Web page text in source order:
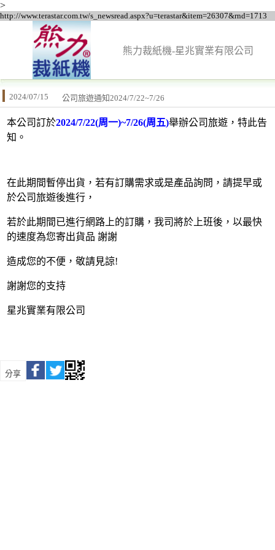
>
http://www.terastar.com.tw/s_newsread.aspx?u=terastar&item=26307&rnd=1713
熊力裁紙機-星兆實業有限公司
2024/07/15 公司旅遊通知2024/7/22~7/26
本公司訂於2024/7/22(周一)~7/26(周五)舉辦公司旅遊，特此告
知。
在此期間暫停出貨，若有訂購需求或是產品詢問，請提早或
於公司旅遊後進行，
若於此期間已進行網路上的訂購，我司將於上班後，以最快
的速度為您寄出貨品 謝謝
造成您的不便，敬請見諒!
謝謝您的支持
星兆實業有限公司
分享